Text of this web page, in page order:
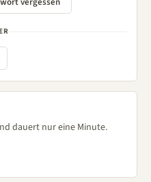
dauert nur eine Minute.